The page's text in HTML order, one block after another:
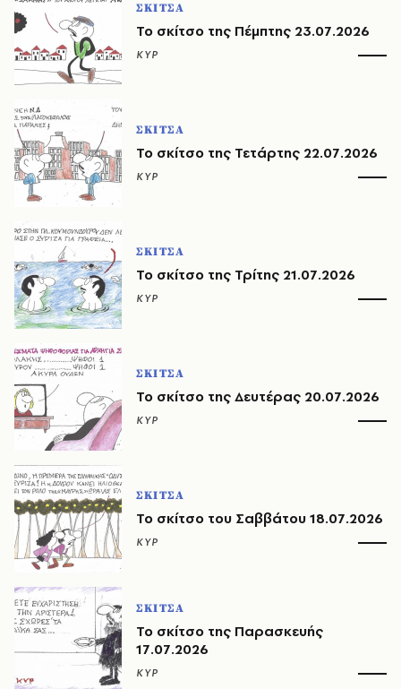
ΣΚΙΤΣΑ
Το σκίτσο της Πέμπτης 23.07.2026
ΚΥΡ
ΣΚΙΤΣΑ
Το σκίτσο της Τετάρτης 22.07.2026
ΚΥΡ
ΣΚΙΤΣΑ
Το σκίτσο της Τρίτης 21.07.2026
ΚΥΡ
ΣΚΙΤΣΑ
Το σκίτσο της Δευτέρας 20.07.2026
ΚΥΡ
ΣΚΙΤΣΑ
Το σκίτσο του Σαββάτου 18.07.2026
ΚΥΡ
ΣΚΙΤΣΑ
Το σκίτσο της Παρασκευής
17.07.2026
ΚΥΡ